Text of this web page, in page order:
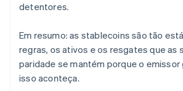
detentores.
Em resumo: as stablecoins são tão
regras, os ativos e os resgates que as
paridade se mantém porque o emissor
isso aconteça.